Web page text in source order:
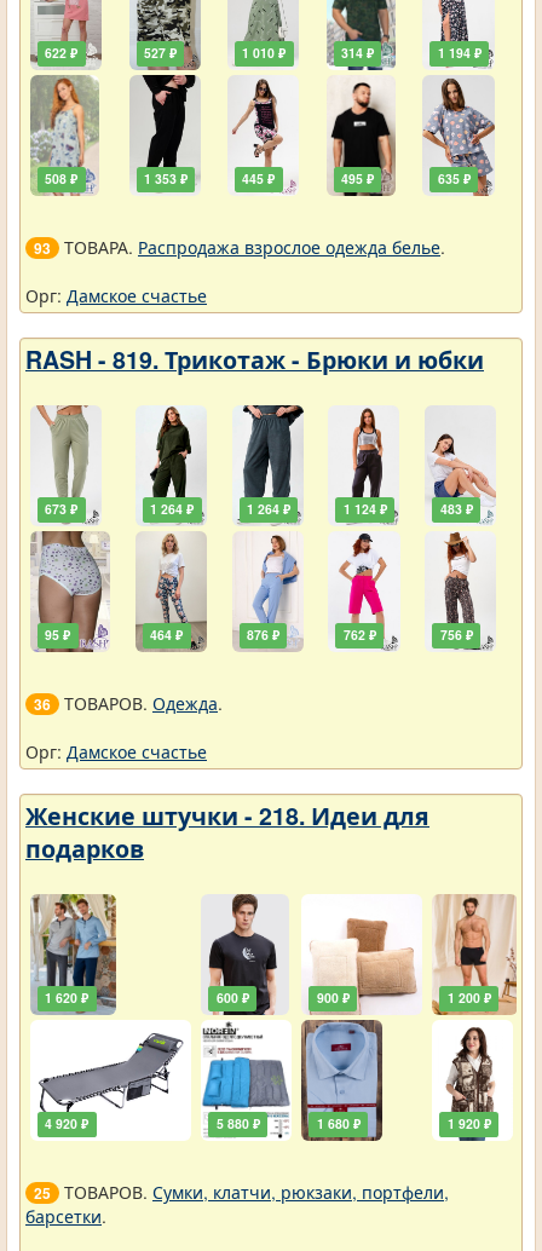
622 ₽
508 ₽
527 ₽
1 353 ₽
1 010 ₽
445 ₽
314 ₽
495 ₽
1 194 ₽
635 ₽
93 ТОВАРА. Распродажа взрослое одежда белье.
Орг: Дамское счастье
RASH - 819. Трикотаж - Брюки и юбки
673 ₽
95 ₽
1 264 ₽
464 ₽
1 264 ₽
876 ₽
1 124 ₽
762 ₽
483 ₽
756 ₽
36 ТОВАРОВ. Одежда.
Орг: Дамское счастье
Женские штучки - 218. Идеи для
подарков
1 620 ₽
4 920 ₽
600 ₽
5 880 ₽
900 ₽
1 680 ₽
1 200 ₽
1 920 ₽
25 ТОВАРОВ. Сумки, клатчи, рюкзаки, портфели,
барсетки.